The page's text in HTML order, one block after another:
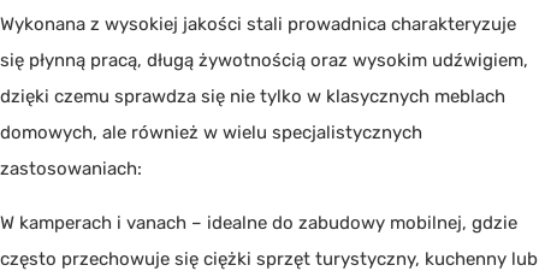
Wykonana z wysokiej jakości stali prowadnica charakteryzuje
się płynną pracą, długą żywotnością oraz wysokim udźwigiem,
dzięki czemu sprawdza się nie tylko w klasycznych meblach
domowych, ale również w wielu specjalistycznych
zastosowaniach:
W kamperach i vanach – idealne do zabudowy mobilnej, gdzie
często przechowuje się ciężki sprzęt turystyczny, kuchenny lub